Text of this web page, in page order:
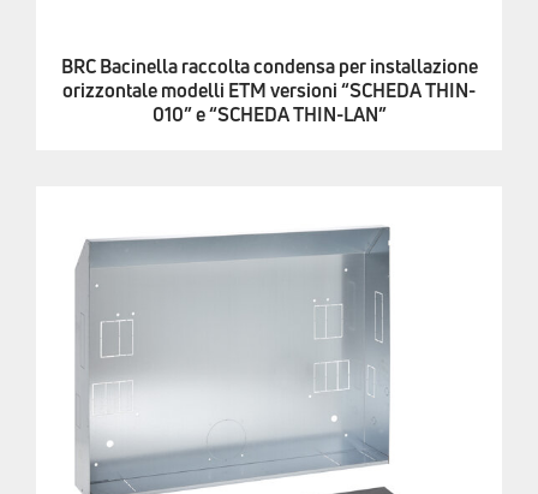
BRC Bacinella raccolta condensa per installazione
orizzontale modelli ETM versioni “SCHEDA THIN-
010” e “SCHEDA THIN-LAN”